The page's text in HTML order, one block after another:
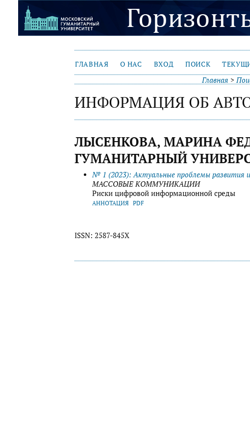
ГЛАВНАЯ О НАС ВХОД ПОИСК
Главная >
ИНФОРМАЦИЯ ОБ
ЛЫСЕНКОВА, МАРИНА
ГУМАНИТАРНЫЙ
№ 1 (2023): Актуальные проблемы развития
МАССОВЫЕ КОММУНИКАЦИИ
Риски цифровой информационной среды
АННОТАЦИЯ PDF
ISSN: 2587-845X